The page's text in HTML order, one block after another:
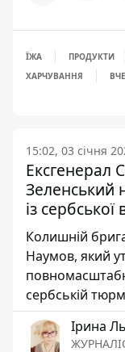
ЇЖА ПРОДУКТИ
ХАРЧУВАННЯ
15:02, 03 січня
Ексгенерал
Зеленський
із сербської
Колишній
Наумов, який
сербській
Ірина